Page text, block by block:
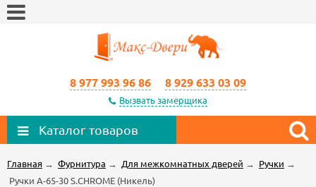
8 977 993 96 86 8 929 633 03 09
Вызвать замерщика
Каталог товаров
Главная → Фурнитура → Для межкомнатных дверей → Ручки →
Ручки A-65-30 S.CHROME (Никель)